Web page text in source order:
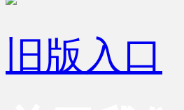
旧版入口